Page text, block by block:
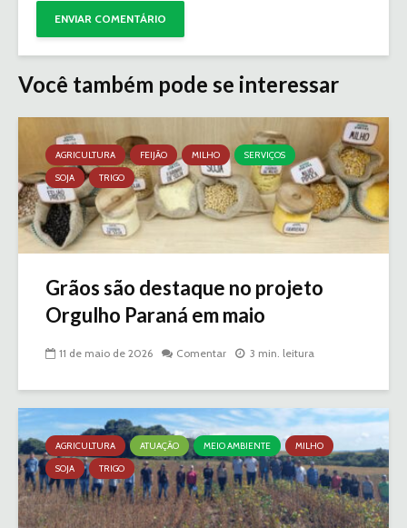
Você também pode se interessar
AGRICULTURA FEIJÃO MILHO
SERVIÇOS
SOJA
TRIGO
Grãos são destaque no projeto
Orgulho Paraná em maio
11 de maio de 2026 Comentar 3 min. leitura
AGRICULTURA ATUAÇÃO MEIO AMBIENTE
MILHO
SOJA
TRIGO